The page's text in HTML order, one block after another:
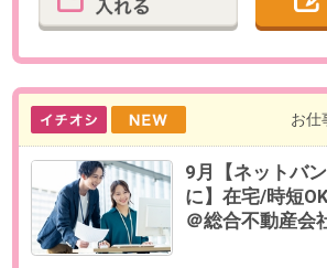
残業 ありません。
日数
週5日（月～金）
けます。
勤務期間
即日～長期
※8月・お盆休み明け・9月開始のご
相談も可能です。
給与 時給2,000円(交通費全額支給)
必要経験
【必須】PCやスマホの設定・キッ
ティング経験、またはITヘルプデス